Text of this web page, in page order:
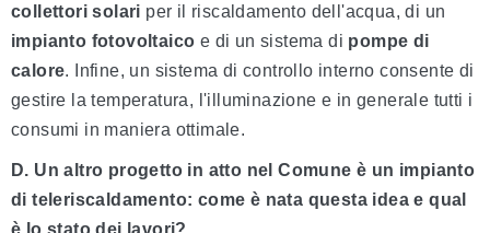
collettori solari per il riscaldamento dell'acqua, di un
impianto fotovoltaico e di un sistema di pompe di
calore. Infine, un sistema di controllo interno consente di
gestire la temperatura, l'illuminazione e in generale tutti i
consumi in maniera ottimale.
D. Un altro progetto in atto nel Comune è un impianto
di teleriscaldamento: come è nata questa idea e qual
è lo stato dei lavori?